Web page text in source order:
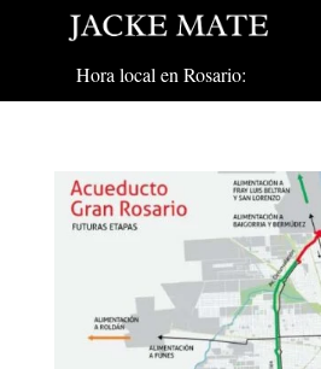
Hora local en Rosario: